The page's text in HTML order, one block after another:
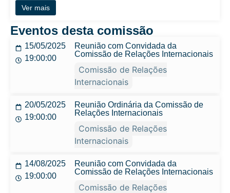
Ver mais
Eventos desta comissão
15/05/2025
19:00:00
Reunião com Convidada da
Comissão de Relações Internacionais
Comissão de Relações
Internacionais
20/05/2025
19:00:00
Reunião Ordinária da Comissão de
Relações Internacionais
Comissão de Relações
Internacionais
14/08/2025
19:00:00
Reunião com Convidada da
Comissão de Relações Internacionais
Comissão de Relações